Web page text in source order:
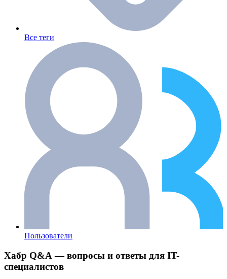
Все теги
Пользователи
Хабр Q&A — вопросы и ответы для IT-
специалистов